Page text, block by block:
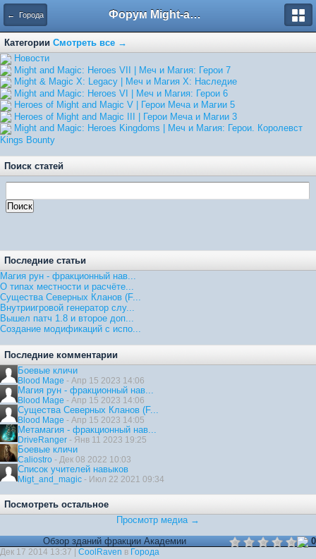
← Города Форум Might-and-Magic.ru
Категории Смотреть все →
Hовости
Might and Magic: Heroes VII | Меч и Магия: Герои 7
Might & Magic X: Legacy | Меч и Магия X: Наследие
Might and Magic: Heroes VI | Меч и Магия: Герои 6
Heroes of Might and Magic V | Герои Меча и Магии 5
Heroes of Might and Magic III | Герои Меча и Магии 3
Might and Magic: Heroes Kingdoms | Меч и Магия: Герои. Королевст
Kings Bounty
Поиск статей
Последние статьи
Магия рун - фракционный нав...
О типах местности и расчёте...
Существа Северных Кланов (F...
Внутриигровой генератор слу...
Вышел патч 1.8 и второе доп...
Создание модификаций с испо...
Последние комментарии
Боевые кличи
Blood Mage - Апр 15 2023 14:06
Магия рун - фракционный нав...
Blood Mage - Апр 15 2023 14:06
Существа Северных Кланов (F...
Blood Mage - Апр 15 2023 14:05
Метамагия - фракционный нав...
DriveRanger - Янв 11 2023 19:25
Боевые кличи
Caliostro - Дек 08 2022 10:03
Список учителей навыков
Migt_and_magic - Июл 22 2021 09:34
Посмотреть остальное
Просмотр медиа →
0
Обзор зданий фракции Академии
Дек 17 2014 13:37 | CoolRaven в Города